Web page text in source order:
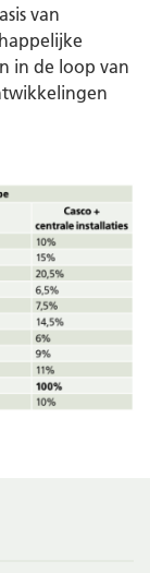
van
in de loop van